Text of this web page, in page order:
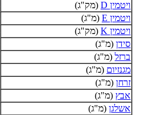
ויטמין D
(מק"ג)
ויטמין E
(מ"ג)
ויטמין K
(מק"ג)
סידן (מ"ג)
ברזל (מ"ג)
מגנזיום (מ"ג)
זרחן (מ"ג)
אבץ (מ"ג)
אשלגן (מ"ג)